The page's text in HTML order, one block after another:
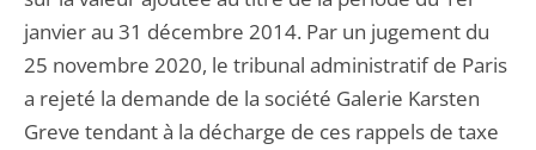
janvier au 31 décembre 2014. Par un jugement du
25 novembre 2020, le tribunal administratif de Paris
a rejeté la demande de la société Galerie Karsten
Greve tendant à la décharge de ces rappels de taxe